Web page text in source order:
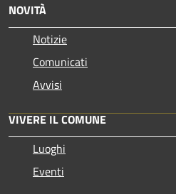
NOVITÀ
Notizie
Comunicati
Avvisi
VIVERE IL COMUNE
Luoghi
Eventi